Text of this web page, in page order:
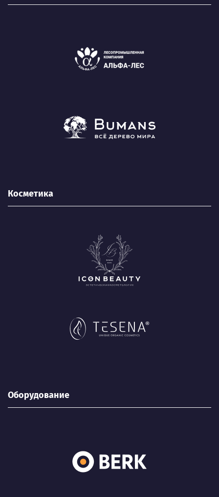
Косметика
Оборудование